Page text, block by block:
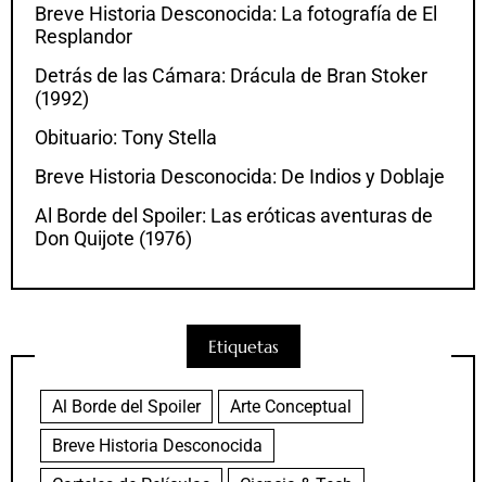
Breve Historia Desconocida: La fotografía de El
Resplandor
Detrás de las Cámara: Drácula de Bran Stoker
(1992)
Obituario: Tony Stella
Breve Historia Desconocida: De Indios y Doblaje
Al Borde del Spoiler: Las eróticas aventuras de
Don Quijote (1976)
Etiquetas
Al Borde del Spoiler
Arte Conceptual
Breve Historia Desconocida